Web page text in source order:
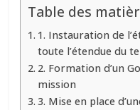
Table des
1. Instauration de
toute l’étendue du
2. Formation d’un
mission
3. Mise en place